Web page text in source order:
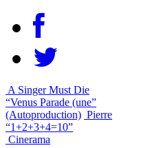
A Singer Must Die
“Venus Parade (une”
(Autoproduction) Pierre
“1+2+3+4=10”
Cinerama